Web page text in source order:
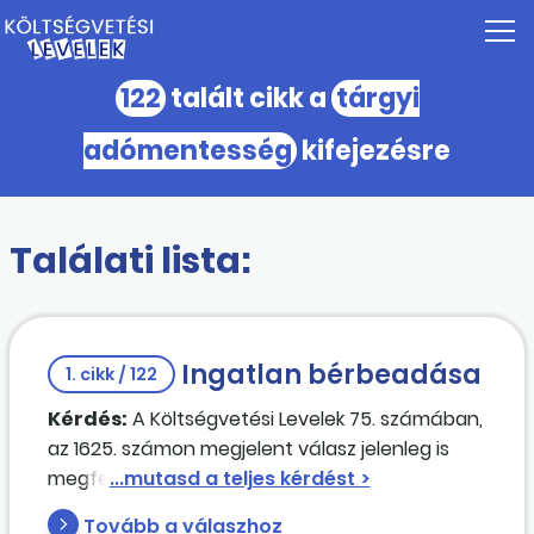
122talált cikk a tárgyi
adómentesség kifejezésre
Találati lista:
1. cikk / 122 Ingatlan bérbeadása
Kérdés: A Költségvetési Levelek 75. számában,
az 1625. számon megjelent válasz jelenleg is
megfelel a jogszabályoknak?
[ Lakást adunk bérbe. A közüzemi számlákat,
Tovább a válaszhoz